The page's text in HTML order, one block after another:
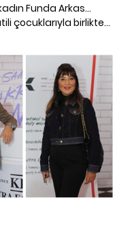
Funda Arkas...
çocuklarıyla birlikte
gibi çok samimi bir